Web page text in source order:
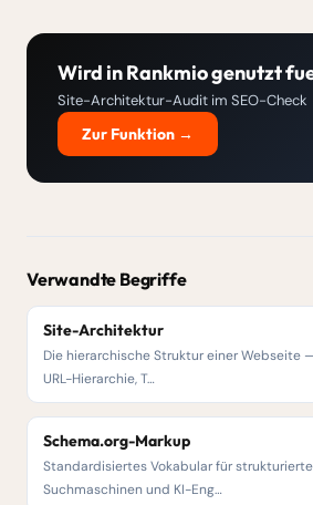
Wird in Rankmio genutzt
Site-Architektur-Audit im SEO-Check
Zur Funktion →
Verwandte Begriffe
Site-Architektur
Die hierarchische Struktur einer Webseite
URL-Hierarchie, T…
Schema.org-Markup
Standardisiertes Vokabular für
Suchmaschinen und KI-Eng…